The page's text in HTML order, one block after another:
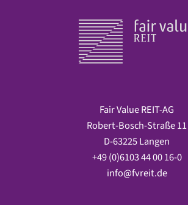
Fair Value REIT-AG
Robert-Bosch-Straße 11
D-63225 Langen
+49 (0)6103 44 00 16-0
info@fvreit.de